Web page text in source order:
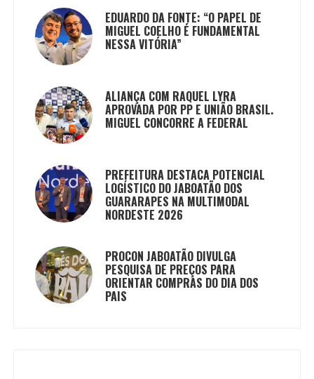
EDUARDO DA FONTE: “O PAPEL DE
MIGUEL COELHO É FUNDAMENTAL
NESSA VITÓRIA”
ALIANÇA COM RAQUEL LYRA
APROVADA POR PP E UNIÃO BRASIL.
MIGUEL CONCORRE A FEDERAL
PREFEITURA DESTACA POTENCIAL
LOGÍSTICO DO JABOATÃO DOS
GUARARAPES NA MULTIMODAL
NORDESTE 2026
PROCON JABOATÃO DIVULGA
PESQUISA DE PREÇOS PARA
ORIENTAR COMPRAS DO DIA DOS
PAIS